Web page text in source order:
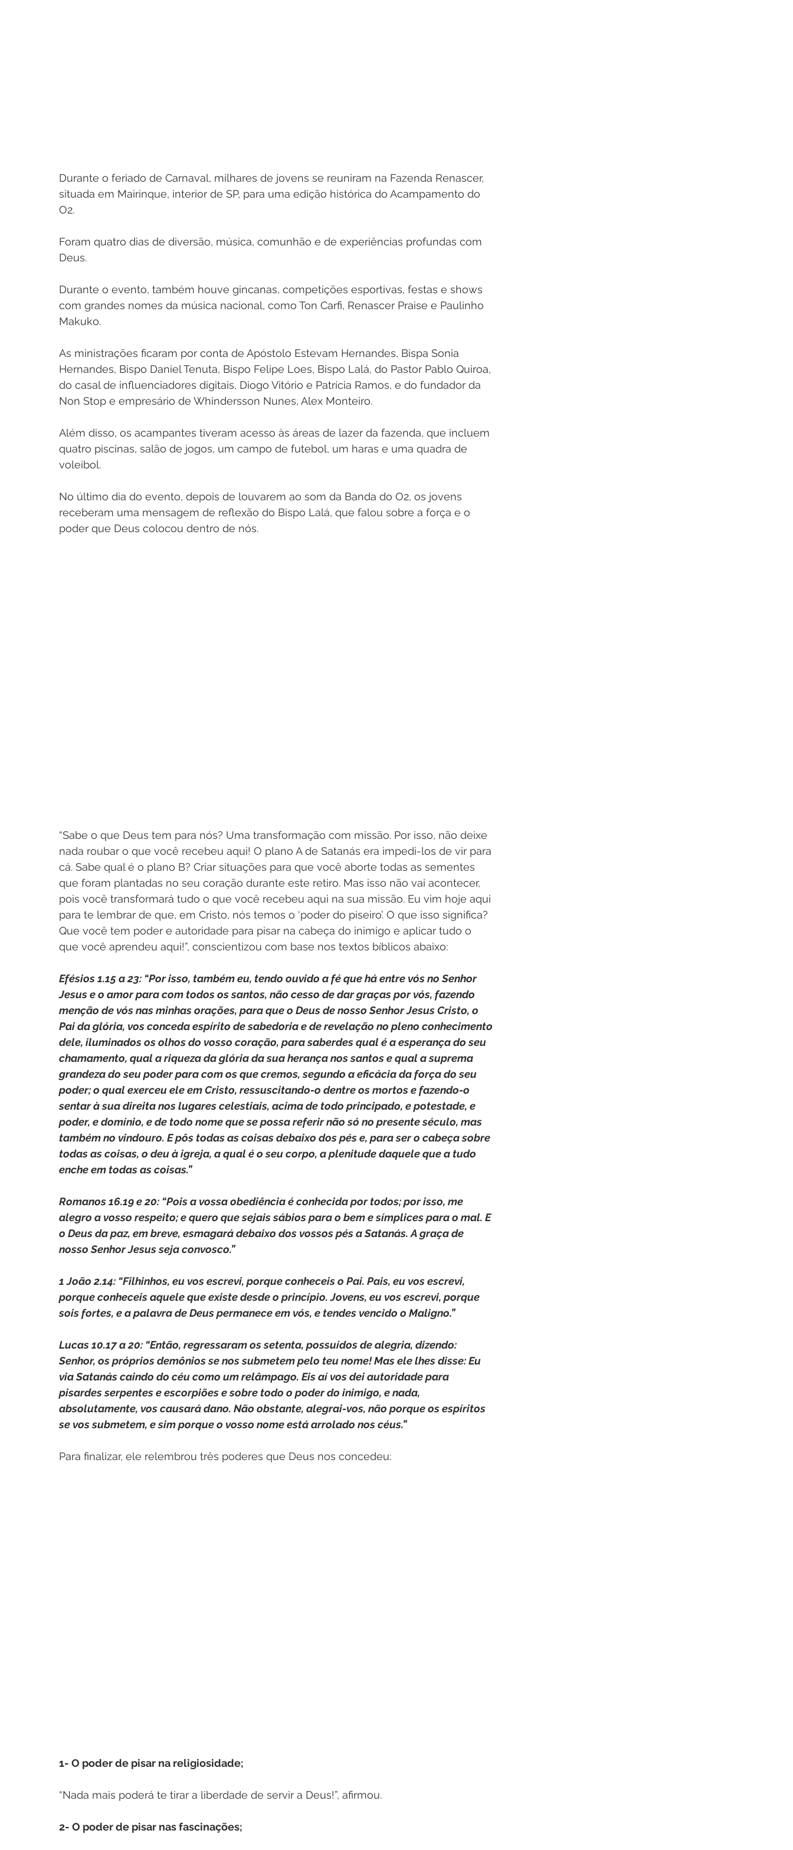
Durante o feriado de Carnaval, milhares de jovens se reuniram na Fazenda Renascer,
situada em Mairinque, interior de SP, para uma edição histórica do Acampamento do
O2.
Foram quatro dias de diversão, música, comunhão e de experiências profundas com
Deus.
Durante o evento, também houve gincanas, competições esportivas, festas e shows
com grandes nomes da música nacional, como Ton Carfi, Renascer Praise e Paulinho
Makuko.
As ministrações ficaram por conta de Apóstolo Estevam Hernandes, Bispa Sonia
Hernandes, Bispo Daniel Tenuta, Bispo Felipe Loes, Bispo Lalá, do Pastor Pablo Quiroa,
do casal de influenciadores digitais, Diogo Vitório e Patrícia Ramos, e do fundador da
Non Stop e empresário de Whindersson Nunes, Alex Monteiro.
Além disso, os acampantes tiveram acesso às áreas de lazer da fazenda, que incluem
quatro piscinas, salão de jogos, um campo de futebol, um haras e uma quadra de
voleibol.
No último dia do evento, depois de louvarem ao som da Banda do O2, os jovens
receberam uma mensagem de reflexão do Bispo Lalá, que falou sobre a força e o
poder que Deus colocou dentro de nós.
“Sabe o que Deus tem para nós? Uma transformação com missão. Por isso, não deixe
nada roubar o que você recebeu aqui! O plano A de Satanás era impedi-los de vir para
cá. Sabe qual é o plano B? Criar situações para que você aborte todas as sementes
que foram plantadas no seu coração durante este retiro. Mas isso não vai acontecer,
pois você transformará tudo o que você recebeu aqui na sua missão. Eu vim hoje aqui
para te lembrar de que, em Cristo, nós temos o ‘poder do piseiro’. O que isso significa?
Que você tem poder e autoridade para pisar na cabeça do inimigo e aplicar tudo o
que você aprendeu aqui!”, conscientizou com base nos textos bíblicos abaixo:
Efésios 1.15 a 23: “Por isso, também eu, tendo ouvido a fé que há entre vós no Senhor
Jesus e o amor para com todos os santos, não cesso de dar graças por vós, fazendo
menção de vós nas minhas orações, para que o Deus de nosso Senhor Jesus Cristo, o
Pai da glória, vos conceda espírito de sabedoria e de revelação no pleno conhecimento
dele, iluminados os olhos do vosso coração, para saberdes qual é a esperança do seu
chamamento, qual a riqueza da glória da sua herança nos santos e qual a suprema
grandeza do seu poder para com os que cremos, segundo a eficácia da força do seu
poder; o qual exerceu ele em Cristo, ressuscitando-o dentre os mortos e fazendo-o
sentar à sua direita nos lugares celestiais, acima de todo principado, e potestade, e
poder, e domínio, e de todo nome que se possa referir não só no presente século, mas
também no vindouro. E pôs todas as coisas debaixo dos pés e, para ser o cabeça sobre
todas as coisas, o deu à igreja, a qual é o seu corpo, a plenitude daquele que a tudo
enche em todas as coisas.”
Romanos 16.19 e 20: “Pois a vossa obediência é conhecida por todos; por isso, me
alegro a vosso respeito; e quero que sejais sábios para o bem e símplices para o mal. E
o Deus da paz, em breve, esmagará debaixo dos vossos pés a Satanás. A graça de
nosso Senhor Jesus seja convosco.”
1 João 2.14: “Filhinhos, eu vos escrevi, porque conheceis o Pai. Pais, eu vos escrevi,
porque conheceis aquele que existe desde o princípio. Jovens, eu vos escrevi, porque
sois fortes, e a palavra de Deus permanece em vós, e tendes vencido o Maligno.”
Lucas 10.17 a 20: “Então, regressaram os setenta, possuídos de alegria, dizendo:
Senhor, os próprios demônios se nos submetem pelo teu nome! Mas ele lhes disse: Eu
via Satanás caindo do céu como um relâmpago. Eis aí vos dei autoridade para
pisardes serpentes e escorpiões e sobre todo o poder do inimigo, e nada,
absolutamente, vos causará dano. Não obstante, alegrai-vos, não porque os espíritos
se vos submetem, e sim porque o vosso nome está arrolado nos céus.”
Para finalizar, ele relembrou três poderes que Deus nos concedeu:
1- O poder de pisar na religiosidade;
“Nada mais poderá te tirar a liberdade de servir a Deus!”, afirmou.
2- O poder de pisar nas fascinações;